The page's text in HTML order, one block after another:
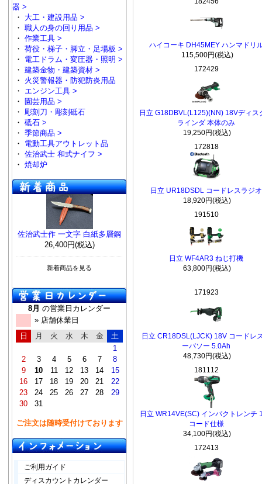
器 >
・ 大工・建設用品 >
・ 職人の身の回り用品 >
・ 作業工具 >
・ 荷役・梯子・脚立・足場板 >
・ 電工ドラム・変圧器・照明 >
・ 建築金物・建築資材 >
・ 火災警報器・防犯防炎用品
・ エンジン工具 >
・ 園芸用品 >
・ 彫刻刀・彫刻砥石
・ 砥石 >
・ 季節商品 >
・ 電動工具アウトレット品
・ 佐治武士 和式ナイフ >
・ 焼却炉
佐治武士作 一文字 白紙多層鋼
26,400円(税込)
新着商品を見る
8月 の営業日カレンダー
» 店舗休業日
日
月 火 水 木 金
土
1
2
3 4 5 6 7
8
9
10 11 12 13 14
15
16
17 18 19 20 21
22
23
24 25 26 27 28
29
30
31
ご注文は随時受付けております
ご利用ガイド
ディスカウントカレンダー
ハイコーキ DH45MEY ハンマドリ
115,500円(税込)
172429
日立 G18DBVL(L125)(NN) 18Vディス
ラインダ 本体のみ
19,250円(税込)
172818
日立 UR18DSDL コードレスラジオ
18,920円(税込)
191510
日立 WF4AR3 ねじ打機
63,800円(税込)
171923
日立 CR18DSL(LJCK) 18V コードレ
ーバソー 5.0Ah
48,730円(税込)
181112
日立 WR14VE(SC) インパクトレンチ
コード仕様
34,100円(税込)
172413